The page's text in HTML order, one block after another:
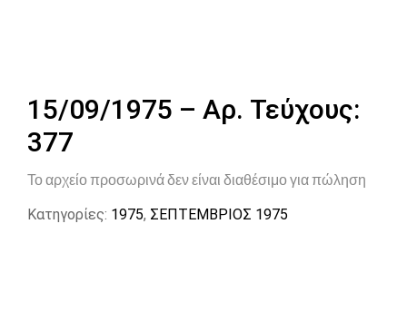
15/09/1975 – Αρ. Τεύχους:
377
Το αρχείο προσωρινά δεν είναι διαθέσιμο για πώληση
Κατηγορίες: 1975, ΣΕΠΤΕΜΒΡΙΟΣ 1975